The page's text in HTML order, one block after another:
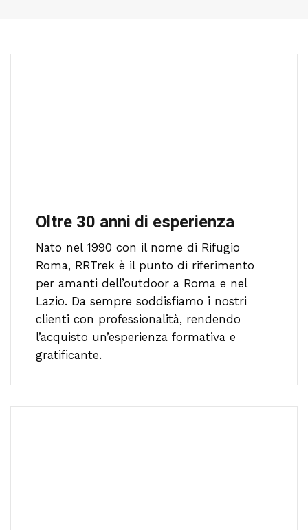
Oltre 30 anni di esperienza
Nato nel 1990 con il nome di Rifugio
Roma, RRTrek è il punto di riferimento
per amanti dell’outdoor a Roma e nel
Lazio. Da sempre soddisfiamo i nostri
clienti con professionalità, rendendo
l’acquisto un’esperienza formativa e
gratificante.